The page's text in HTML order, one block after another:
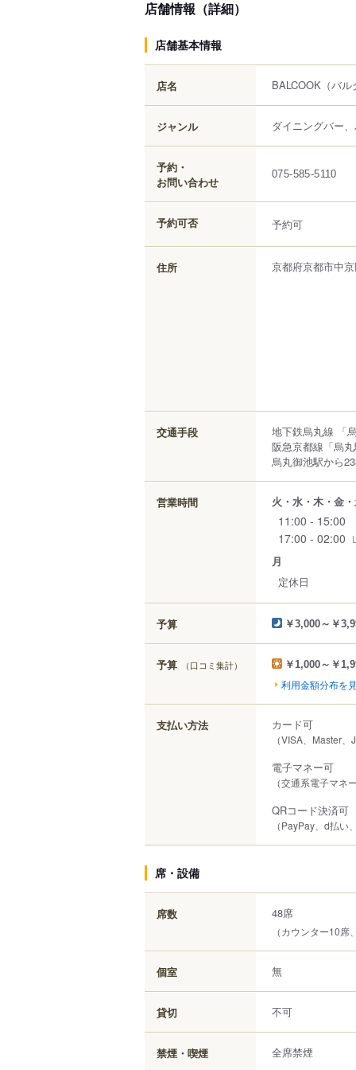
店舗情報（詳細）
店舗基本情報
店名 BALCOOK （バル
ジャンル ダイニングバー
予約・
お問い合わせ
075-585-5110
予約可否 予約可
住所 京都府京都市中
交通手段
地下鉄烏丸線 「
阪急京都線「烏
烏丸御池駅から
営業時間 火・水・木・金
11:00 - 15:00
17:00 - 02:00
月
定休日
予算 ￥3,000～￥
予算 （口コミ集計） ￥1,000～￥
利用金額分布を
支払い方法 カード可
（VISA、Master
電子マネー可
（交通系電子マネ
QRコード決済可
（PayPay、d払い
席・設備
席数 48席
（カウンター10席
個室 無
貸切 不可
禁煙・喫煙 全席禁煙